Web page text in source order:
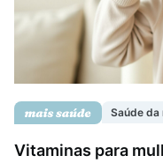
Saúde da
Vitaminas para